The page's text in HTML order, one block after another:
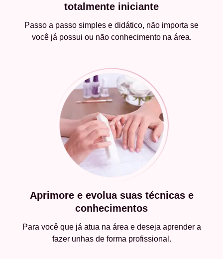
totalmente iniciante
Passo a passo simples e didático, não importa se
você já possui ou não conhecimento na área.
Aprimore e evolua suas técnicas e
conhecimentos
Para você que já atua na área e deseja aprender a
fazer unhas de forma profissional.